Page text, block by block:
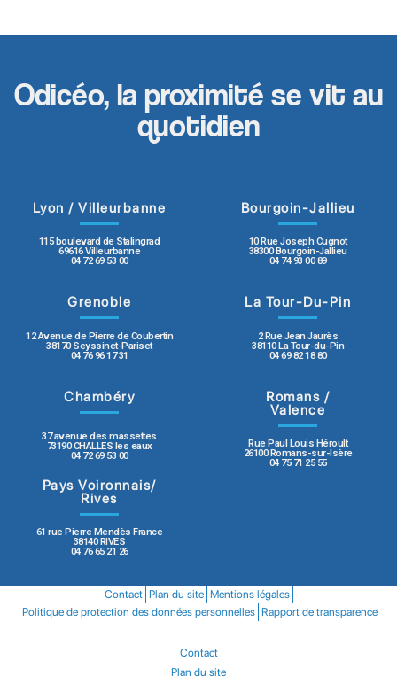
Odicéo, la proximité se vit au
quotidien
Lyon / Villeurbanne
115 boulevard de Stalingrad
69616 Villeurbanne
04 72 69 53 00
Bourgoin-Jallieu
10 Rue Joseph Cugnot
38300 Bourgoin-Jallieu
04 74 93 00 89
Grenoble
12 Avenue de Pierre de Coubertin
38170 Seyssinet-Pariset
04 76 96 17 31
La Tour-Du-Pin
2 Rue Jean Jaurès
38110 La Tour-du-Pin
04 69 82 18 80
Chambéry
37 avenue des massettes
73190 CHALLES les eaux
04 72 69 53 00
Romans /
Valence
Rue Paul Louis Héroult
26100 Romans-sur-Isère
04 75 71 25 55
Pays Voironnais/
Rives
61 rue Pierre Mendès France
38140 RIVES
04 76 65 21 26
Contact Plan du site Mentions légales
Politique de protection des données personnelles Rapport de transparence
Contact
Plan du site